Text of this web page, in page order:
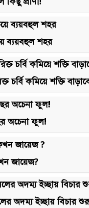
ব্যয়বহুল শহর
চর্বি কমিয়ে শক্তি
অচেনা ফুল!
জায়েজ?
অদম্য ইচ্ছায় বিচার